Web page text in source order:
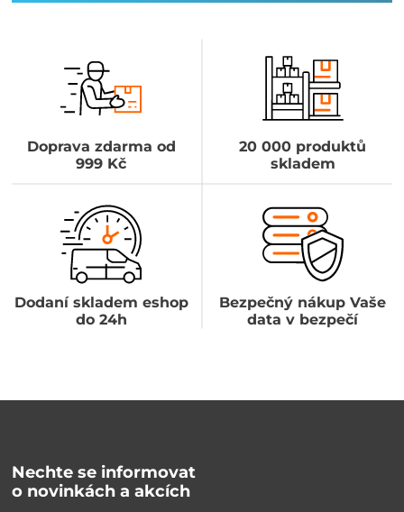
Doprava zdarma od
999 Kč
20 000 produktů
skladem
Dodaní skladem eshop
do 24h
Bezpečný nákup Vaše
data v bezpečí
Nechte se informovat
o novinkách a akcích